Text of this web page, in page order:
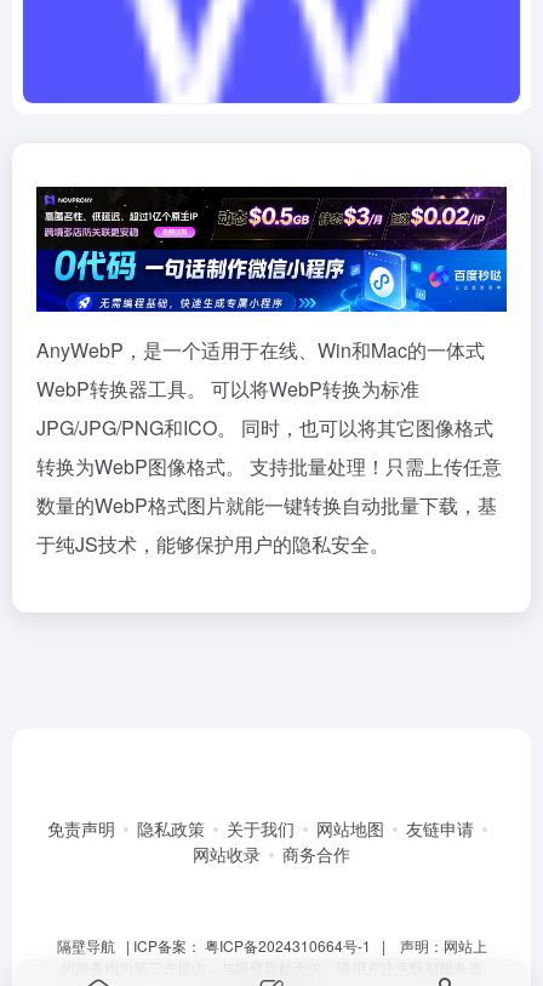
AnyWebP，是一个适用于在线、Win和Mac的一体式
WebP转换器工具。 可以将WebP转换为标准
JPG/JPG/PNG和ICO。 同时，也可以将其它图像格式
转换为WebP图像格式。 支持批量处理！只需上传任意
数量的WebP格式图片就能一键转换自动批量下载，基
于纯JS技术，能够保护用户的隐私安全。
免责声明 隐私政策 关于我们 网站地图
友链申请
网站收录
商务合作
隔壁导航| ICP备案： 粤ICP备2024310664号-1 | 声明：网站上